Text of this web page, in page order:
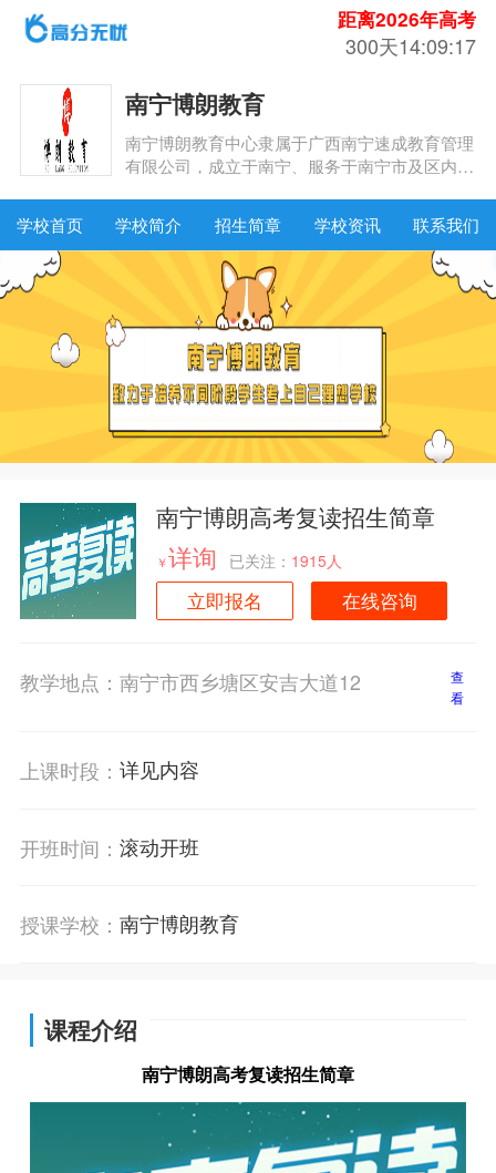
距离2026年高考
300天14:09:16
南宁博朗教育
南宁博朗教育中心隶属于广西南宁速成教育管理
有限公司，成立于南宁、服务于南宁市及区内县
验的教学培训团队。
学校首页 学校简介 招生简章 学校资讯 联系我们
南宁博朗高考复读招生简章
￥详询 已关注： 1915人
立即报名 在线咨询
教学地点： 南宁市西乡塘区安吉大道12
查
看
上课时段： 详见内容
开班时间： 滚动开班
授课学校： 南宁博朗教育
课程介绍
南宁博朗高考复读招生简章